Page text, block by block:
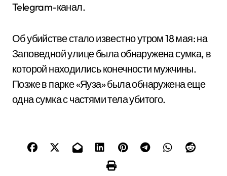
Telegram-канал.
Об убийстве стало известно утром 18 мая: на
Заповедной улице была обнаружена сумка, в
которой находились конечности мужчины.
Позже в парке «Яуза» была обнаружена еще
одна сумка с частями тела убитого.